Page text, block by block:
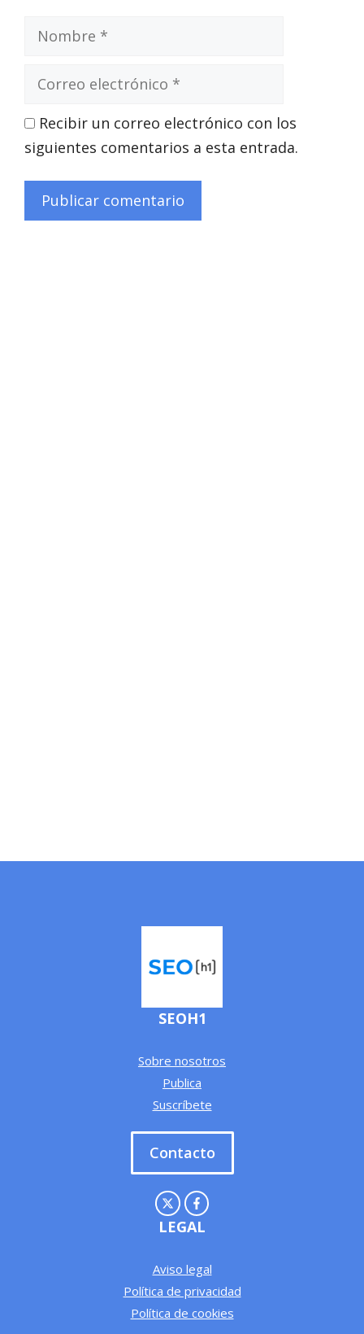
Nombre
Correo
electrónico
Recibir un correo electrónico con los
siguientes comentarios a esta entrada.
SEOH1
Sobre nosotros
Publica
Suscríbete
Contacto
LEGAL
Aviso legal
Política de privacidad
Política de cookies